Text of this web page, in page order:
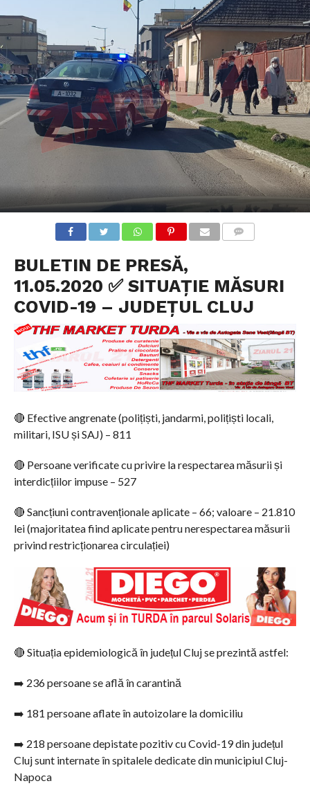
BULETIN DE PRESĂ,
11.05.2020 ✅ SITUAȚIE MĂSURI
COVID-19 – JUDEȚUL CLUJ
🔴 Efective angrenate (polițiști, jandarmi, polițiști locali,
militari, ISU și SAJ) – 811
🔴 Persoane verificate cu privire la respectarea măsurii și
interdicțiilor impuse – 527
🔴 Sancțiuni contravenționale aplicate – 66; valoare – 21.810
lei (majoritatea fiind aplicate pentru nerespectarea măsurii
privind restricționarea circulației)
🔴 Situația epidemiologică în județul Cluj se prezintă astfel:
➡️ 236 persoane se află în carantină
➡️ 181 persoane aflate în autoizolare la domiciliu
➡️ 218 persoane depistate pozitiv cu Covid-19 din județul
Cluj sunt internate în spitalele dedicate din municipiul Cluj-
Napoca